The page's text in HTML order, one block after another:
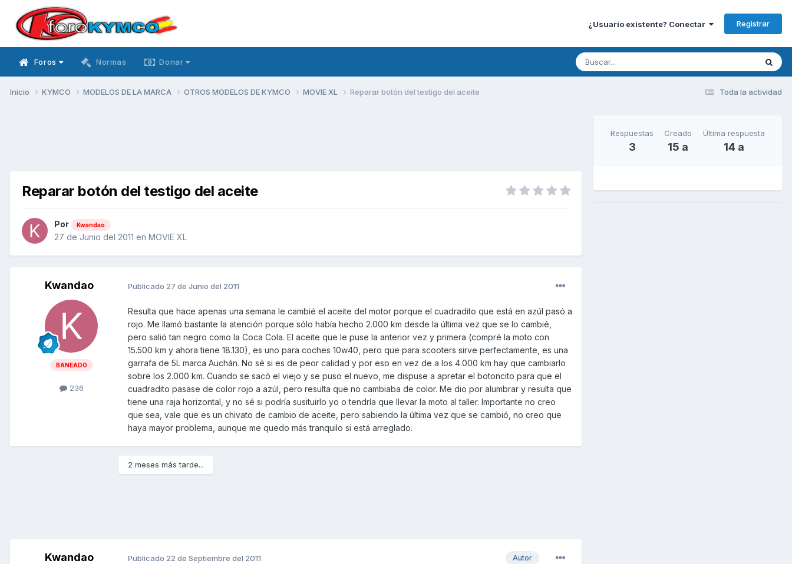
¿Usuario existente? Conectar Registrar
Foros Normas Donar
Toda la actividad
Inicio KYMCO MODELOS DE LA MARCA OTROS MODELOS DE KYMCO MOVIE XL Reparar botón del testigo del aceite
Reparar botón del testigo del aceite
Por Kwandao
27 de Junio del 2011 en MOVIE XL
Kwandao
BANEADO
236
Publicado 27 de Junio del 2011
Resulta que hace apenas una semana le cambié el aceite del motor porque el cuadradito que está en azúl pasó a
rojo. Me llamó bastante la atención porque sólo había hecho 2.000 km desde la última vez que se lo cambié,
pero salió tan negro como la Coca Cola. El aceite que le puse la anterior vez y primera (compré la moto con
15.500 km y ahora tiene 18.130), es uno para coches 10w40, pero que para scooters sirve perfectamente, es una
garrafa de 5L marca Auchán. No sé si es de peor calidad y por eso en vez de a los 4.000 km hay que cambiarlo
sobre los 2.000 km. Cuando se sacó el viejo y se puso el nuevo, me dispuse a apretar el botoncito para que el
cuadradito pasase de color rojo a azúl, pero resulta que no cambiaba de color. Me dio por alumbrar y resulta que
tiene una raja horizontal, y no sé si podría susituirlo yo o tendría que llevar la moto al taller. Importante no creo
que sea, vale que es un chivato de cambio de aceite, pero sabiendo la última vez que se cambió, no creo que
haya mayor problema, aunque me quedo más tranquilo si está arreglado.
2 meses más tarde...
Kwandao Autor
Publicado 22 de Septiembre del 2011
Respuestas
3
Creado
15 a
Última respuesta
14 a